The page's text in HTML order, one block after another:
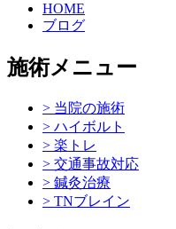
HOME
ブログ
施術メニュー
> 当院の施術
> ハイボルト
> 楽トレ
> 交通事故対応
> 鍼灸治療
> TNブレイン